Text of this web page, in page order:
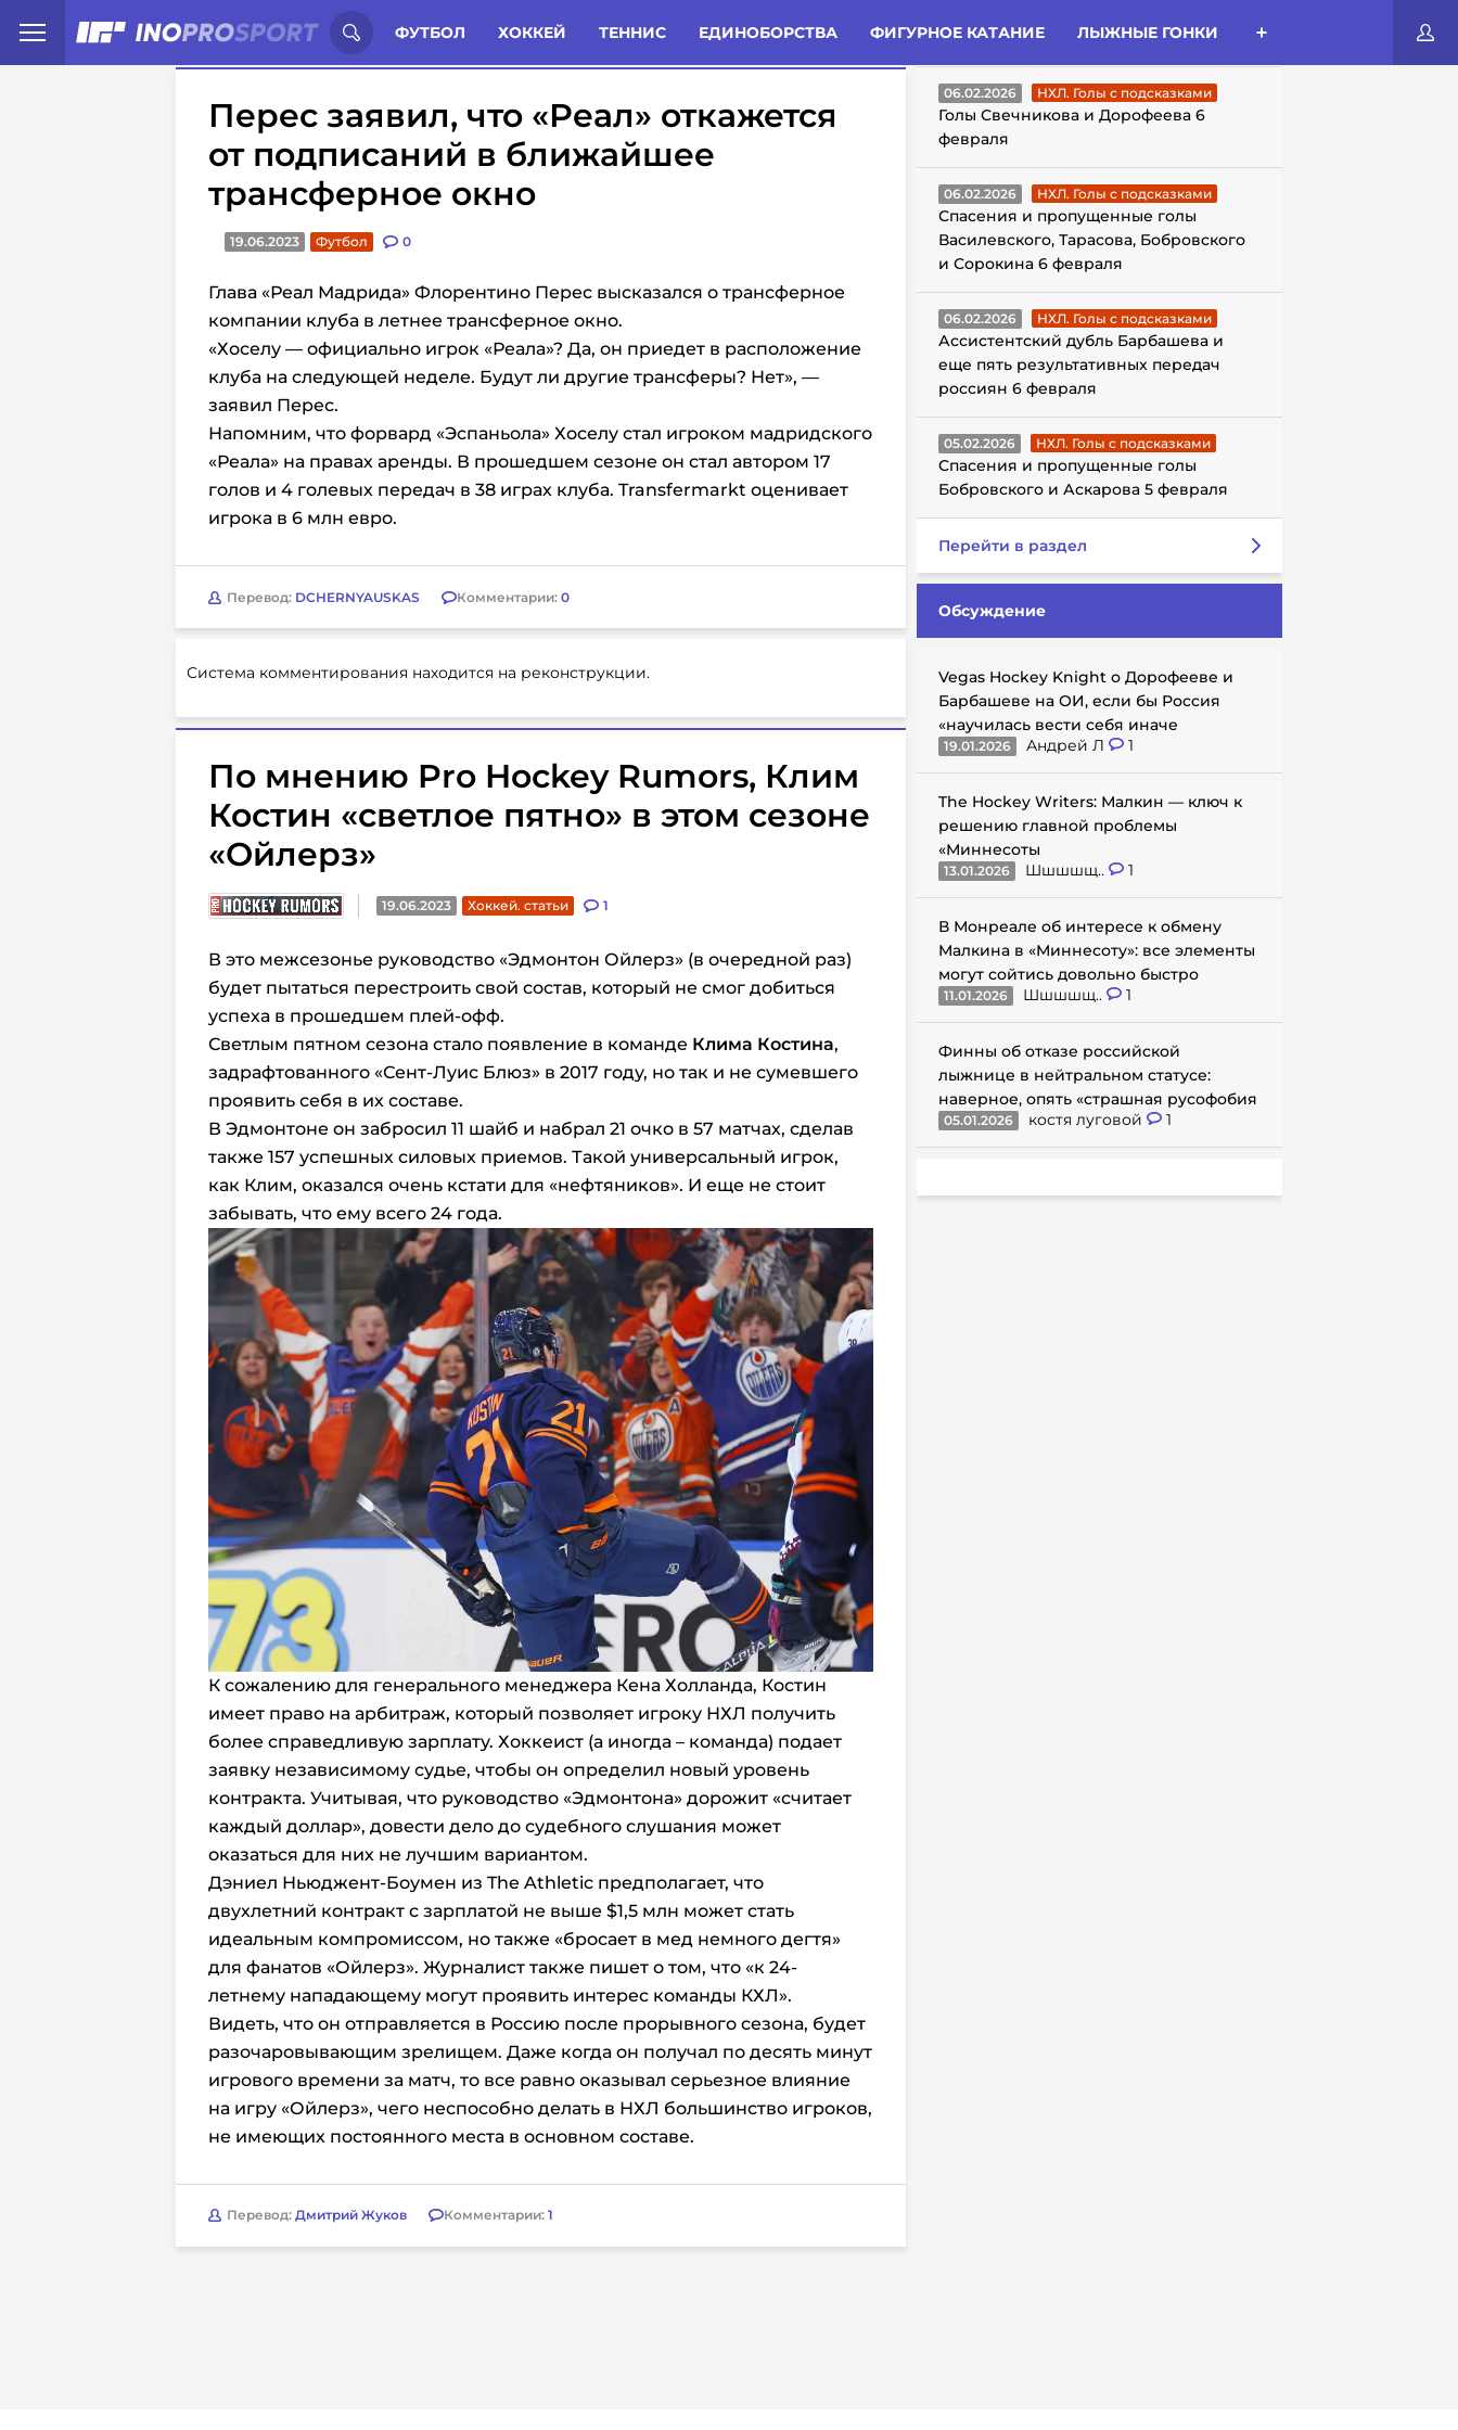
ФУТБОЛ ХОККЕЙ ТЕННИС ЕДИНОБОРСТВА ФИГУРНОЕ КАТАНИЕ ЛЫЖНЫЕ ГОНКИ
Иностранцы о спорте России: Статьи Комменты Новости
Перес заявил, что «Реал» откажется
от подписаний в ближайшее
трансферное окно
19.06.2023 Футбол 0
Глава «Реал Мадрида» Флорентино Перес высказался о трансферное
компании клуба в летнее трансферное окно.
«Хоселу — официально игрок «Реала»? Да, он приедет в расположение
клуба на следующей неделе. Будут ли другие трансферы? Нет», —
заявил Перес.
Напомним, что форвард «Эспаньола» Хоселу стал игроком мадридского
«Реала» на правах аренды. В прошедшем сезоне он стал автором 17
голов и 4 голевых передач в 38 играх клуба. Transfermarkt оценивает
игрока в 6 млн евро.
Перевод: DCHERNYAUSKAS Комментарии: 0
Система комментирования находится на реконструкции.
По мнению Pro Hockey Rumors, Клим
Костин «светлое пятно» в этом сезоне
«Ойлерз»
19.06.2023 Хоккей. статьи 1
В это межсезонье руководство «Эдмонтон Ойлерз» (в очередной раз)
будет пытаться перестроить свой состав, который не смог добиться
успеха в прошедшем плей-офф.
Светлым пятном сезона стало появление в команде Клима Костина,
задрафтованного «Сент-Луис Блюз» в 2017 году, но так и не сумевшего
проявить себя в их составе.
В Эдмонтоне он забросил 11 шайб и набрал 21 очко в 57 матчах, сделав
также 157 успешных силовых приемов. Такой универсальный игрок,
как Клим, оказался очень кстати для «нефтяников». И еще не стоит
забывать, что ему всего 24 года.
К сожалению для генерального менеджера Кена Холланда, Костин
имеет право на арбитраж, который позволяет игроку НХЛ получить
более справедливую зарплату. Хоккеист (а иногда – команда) подает
заявку независимому судье, чтобы он определил новый уровень
контракта. Учитывая, что руководство «Эдмонтона» дорожит «считает
каждый доллар», довести дело до судебного слушания может
оказаться для них не лучшим вариантом.
Дэниел Ньюджент-Боумен из The Athletic предполагает, что
двухлетний контракт с зарплатой не выше $1,5 млн может стать
идеальным компромиссом, но также «бросает в мед немного дегтя»
для фанатов «Ойлерз». Журналист также пишет о том, что «к 24-
летнему нападающему могут проявить интерес команды КХЛ».
Видеть, что он отправляется в Россию после прорывного сезона, будет
разочаровывающим зрелищем. Даже когда он получал по десять минут
игрового времени за матч, то все равно оказывал серьезное влияние
на игру «Ойлерз», чего неспособно делать в НХЛ большинство игроков,
не имеющих постоянного места в основном составе.
Перевод: Дмитрий Жуков Комментарии: 1
ГОЛЫ С ПОДСКАЗКАМИ
06.02.2026 НХЛ. Голы с подсказками
Голы Свечникова и Дорофеева 6
февраля
06.02.2026 НХЛ. Голы с подсказками
Спасения и пропущенные голы
Василевского, Тарасова, Бобровского
и Сорокина 6 февраля
06.02.2026 НХЛ. Голы с подсказками
Ассистентский дубль Барбашева и
еще пять результативных передач
россиян 6 февраля
05.02.2026 НХЛ. Голы с подсказками
Спасения и пропущенные голы
Бобровского и Аскарова 5 февраля
Перейти в раздел
Обсуждение
Vegas Hockey Knight о Дорофееве и
Барбашеве на ОИ, если бы Россия
«научилась вести себя иначе
19.01.2026 Андрей Л 1
The Hockey Writers: Малкин — ключ к
решению главной проблемы
«Миннесоты
13.01.2026 Шшшшщ.. 1
В Монреале об интересе к обмену
Малкина в «Миннесоту»: все элементы
могут сойтись довольно быстро
11.01.2026 Шшшшщ.. 1
Финны об отказе российской
лыжнице в нейтральном статусе:
наверное, опять «страшная русофобия
05.01.2026 костя луговой 1